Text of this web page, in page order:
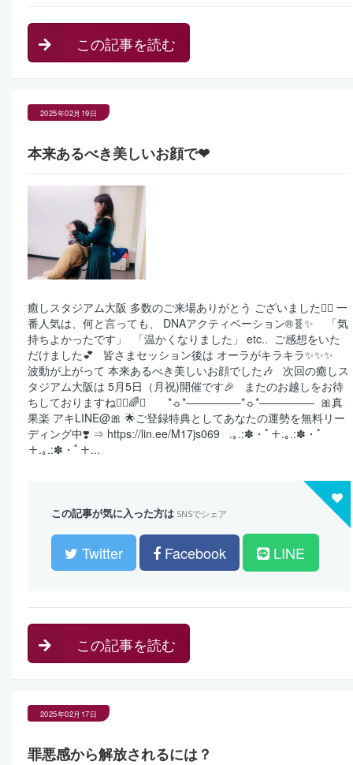
この記事を読む
2025年02月19日
本来あるべき美しいお顔で❤︎
癒しスタジアム大阪 多数のご来場ありがとう ございました🙇‍♀️ 一
番人気は、何と言っても、 DNAアクティベーション®🧬✨ ⁡ ⁡ ⁡ 「気
持ちよかったです」 ⁡ 「温かくなりました」 etc.. ⁡ ご感想をいた
だけました💕 ⁡ ⁡ 皆さまセッション後は オーラがキラキラ✨✨✨ ⁡ ⁡
波動が上がって 本来あるべき美しいお顔でした🎶 ⁡ ⁡ 次回の癒しス
タジアム大阪は 5月5日（月祝)開催です🎉 ⁡ ⁡ またのお越しをお待
ちしておりますね🙇‍♀️🌈✨ ⁡ ⁡ ⁡ ⁡ *☼*―――――*☼*――――― ⁡ 🎀真
果楽 アキLINE@🎀 🌟ご登録特典としてあなたの運勢を無料リー
ディング中❣️ ⇒ https://lin.ee/M17js069 ⁡ ⁡ .｡.:✽・ﾟ＋.｡.:✽・ﾟ
＋.｡.:✽・ﾟ＋...
この記事が気に入った方は SNSでシェア
Twitter Facebook LINE
この記事を読む
2025年02月17日
罪悪感から解放されるには？